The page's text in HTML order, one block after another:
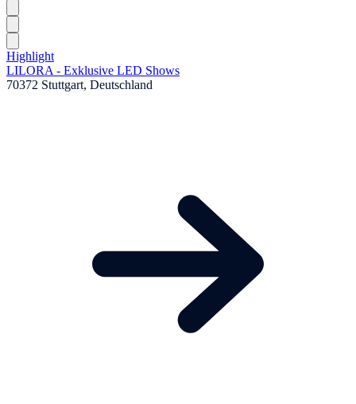
Highlight
LILORA - Exklusive LED Shows
70372 Stuttgart, Deutschland